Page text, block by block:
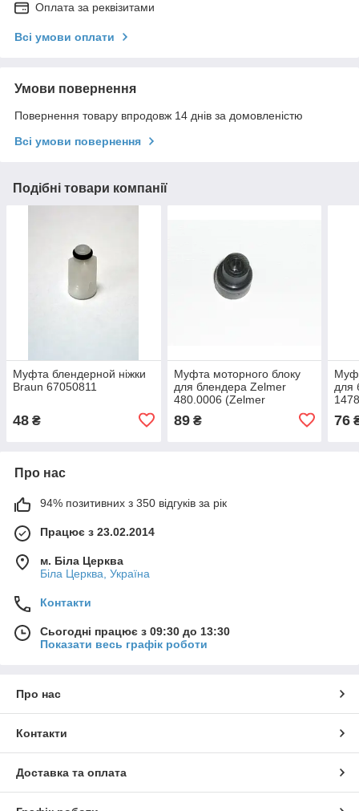
Оплата за реквізитами
Всі умови оплати
Умови повернення
Повернення товару впродовж 14 днів за домовленістю
Всі умови повернення
Подібні товари компанії
Муфта блендерной ніжки
Braun 67050811
48 ₴
Муфта моторного блоку
для блендера Zelmer
480.0006 (Zelmer
89₴
для
76
Про нас
94% позитивних з 350 відгуків за рік
Працює з 23.02.2014
м. Біла Церква
Біла Церква, Україна
Контакти
Сьогодні працює з 09:30 до 13:30
Показати весь графік роботи
Про нас
Контакти
Доставка та оплата